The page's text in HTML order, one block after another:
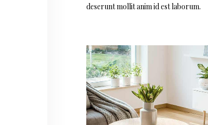
deserunt mollit anim id est laborum.